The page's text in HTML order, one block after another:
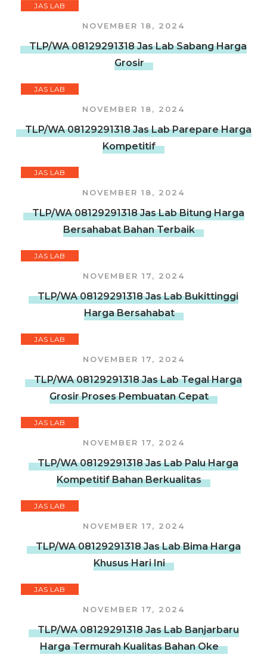
JAS LAB
NOVEMBER 18, 2024
TLP/WA 08129291318 Jas Lab Sabang Harga
Grosir
JAS LAB
NOVEMBER 18, 2024
TLP/WA 08129291318 Jas Lab Parepare Harga
Kompetitif
JAS LAB
NOVEMBER 18, 2024
TLP/WA 08129291318 Jas Lab Bitung Harga
Bersahabat Bahan Terbaik
JAS LAB
NOVEMBER 17, 2024
TLP/WA 08129291318 Jas Lab Bukittinggi
Harga Bersahabat
JAS LAB
NOVEMBER 17, 2024
TLP/WA 08129291318 Jas Lab Tegal Harga
Grosir Proses Pembuatan Cepat
JAS LAB
NOVEMBER 17, 2024
TLP/WA 08129291318 Jas Lab Palu Harga
Kompetitif Bahan Berkualitas
JAS LAB
NOVEMBER 17, 2024
TLP/WA 08129291318 Jas Lab Bima Harga
Khusus Hari Ini
JAS LAB
NOVEMBER 17, 2024
TLP/WA 08129291318 Jas Lab Banjarbaru
Harga Termurah Kualitas Bahan Oke